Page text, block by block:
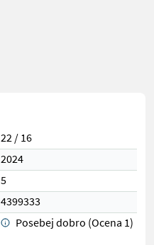
22 / 16
2024
5
4399333
Posebej dobro (Ocena 1)